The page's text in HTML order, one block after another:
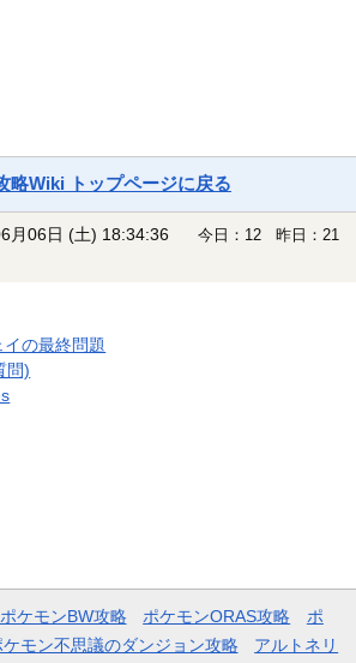
略Wiki トップページに戻る
月06日 (土) 18:34:36
今日：12 昨日：21
の最終問題
問)
ポケモンBW攻略 ポケモンORAS攻略
ポ
ケモン不思議のダンジョン攻略
アルトネリ